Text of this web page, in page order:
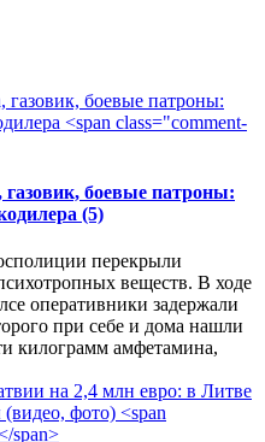
боевые патроны:
(5)
перекрыли
веществ. В ходе
оперативники задержали
при себе и дома нашли
килограмм амфетамина,